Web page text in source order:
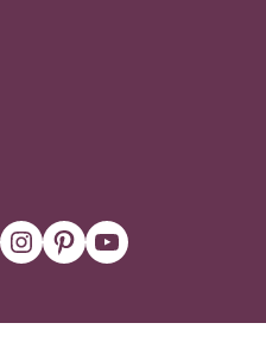
Instagram
Pinterest
YouTube